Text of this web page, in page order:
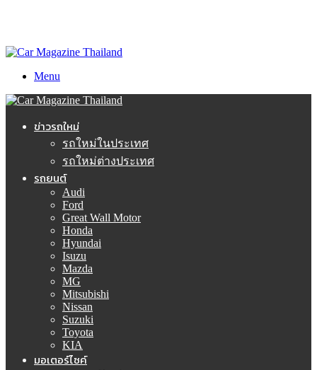
Menu
ข่าวรถใหม่
รถใหม่ในประเทศ
รถใหม่ต่างประเทศ
รถยนต์
Audi
Ford
Great Wall Motor
Honda
Hyundai
Isuzu
Mazda
MG
Mitsubishi
Nissan
Suzuki
Toyota
KIA
มอเตอร์ไซค์